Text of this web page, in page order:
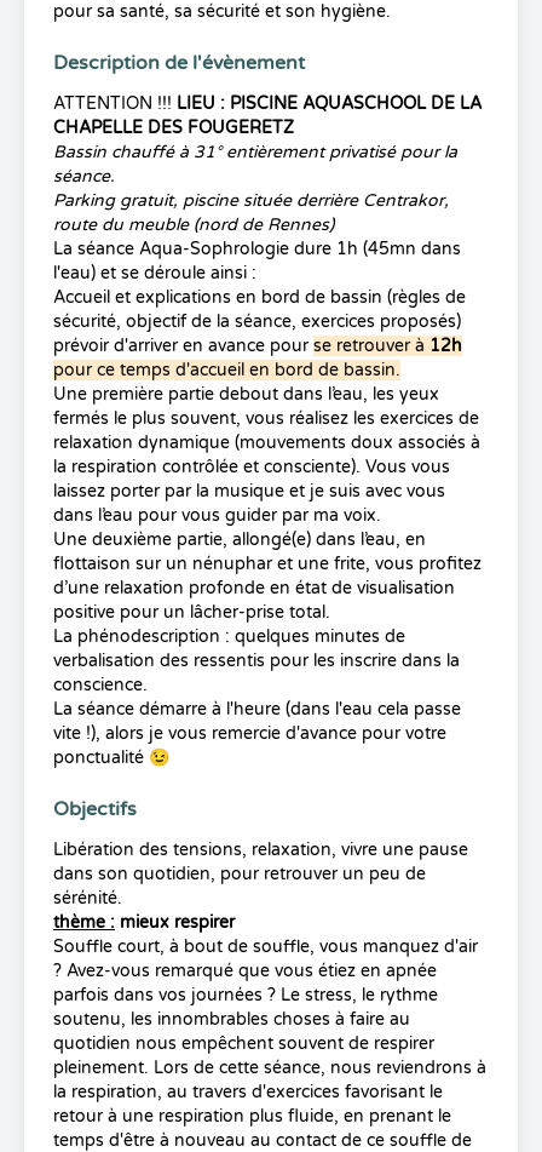
pour sa santé, sa sécurité et son hygiène.
Description de l'évènement
ATTENTION !!! LIEU : PISCINE AQUASCHOOLDE LA
CHAPELLE DES FOUGERETZ
Bassin chauffé à 31° entièrement privatisé pour la
séance.
Parking gratuit, piscine située derrière Centrakor,
route du meuble (nord de Rennes)
La séance Aqua-Sophrologie dure 1h (45mn dans
l'eau) et se déroule ainsi :
Accueil et explications en bord de bassin (règles de
sécurité, objectif de la séance, exercices proposés)
prévoir d'arriver en avance pourse retrouver à 12h
pour ce temps d'accueil en bord de bassin.
Une première partie debout dans l’eau, les yeux
fermés le plus souvent, vous réalisez les exercices de
relaxation dynamique (mouvements doux associés à
la respiration contrôlée et consciente). Vous vous
laissez porter par la musique et je suis avec vous
dans l’eau pour vous guider par ma voix.
Une deuxième partie, allongé(e) dans l’eau, en
flottaison sur un nénuphar et une frite, vous profitez
d’une relaxation profonde en état de visualisation
positive pour un lâcher-prise total.
La phénodescription : quelques minutes de
verbalisation des ressentis pour les inscrire dans la
conscience.
La séance démarre à l'heure (dans l'eau cela passe
vite !), alors je vous remercie d'avance pour votre
ponctualité 😉
Objectifs
Libération des tensions, relaxation, vivre une pause
dans son quotidien, pour retrouver un peu de
sérénité.
thème : mieux respirer
Souffle court, à bout de souffle, vous manquez d'air
? Avez-vous remarqué que vous étiez en apnée
parfois dans vos journées ? Le stress, le rythme
soutenu, les innombrables choses à faire au
quotidien nous empêchent souvent de respirer
pleinement. Lors de cette séance, nous reviendrons à
la respiration, au travers d'exercices favorisant le
retour à une respiration plus fluide, en prenant le
temps d'être à nouveau au contact de ce souffle de